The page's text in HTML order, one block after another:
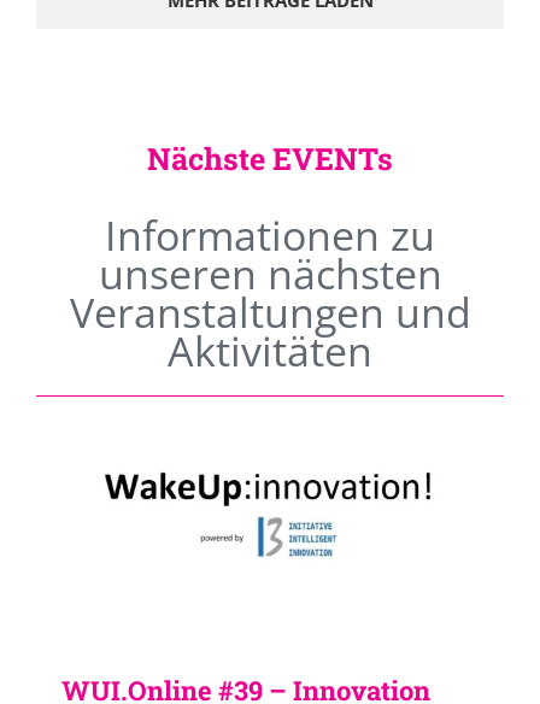
Nächste EVENTs
Informationen zu
unseren nächsten
Veranstaltungen und
Aktivitäten
WUI.Online #39 – Innovation